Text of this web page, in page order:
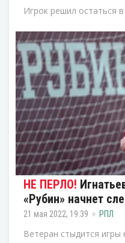
Игрок решил остаться
«Рубин» начнет
21 мая 2022, 19:39 РПЛ
Ветеран стыдится игры